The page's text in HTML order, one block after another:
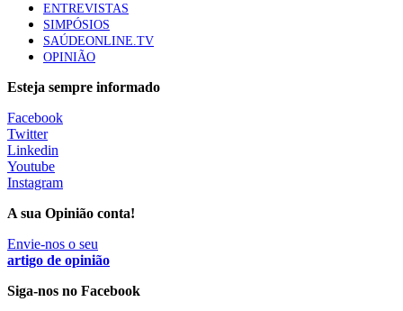
Trodelvy aprovado para primeira linha no cancro da
mama triplo negativo metastático em doentes não
elegíveis para inibidores PD-(L)1
61 visualizações
MAIS NOTÍCIAS
Ordem dos Médicos pede simplificação urgente das regras para
atualização de dados dos utentes
10 Ago, 2026|0 Comments
Programa Voltar a Casa para doentes com alta clínica só
avança com Orçamento de 2027
ENTREVISTAS
SIMPÓSIOS
SAÚDEONLINE.TV
OPINIÃO
Esteja sempre informado
Facebook
Twitter
Linkedin
Youtube
Instagram
A sua Opinião conta!
Envie-nos o seu
artigo de opinião
Siga-nos no Facebook